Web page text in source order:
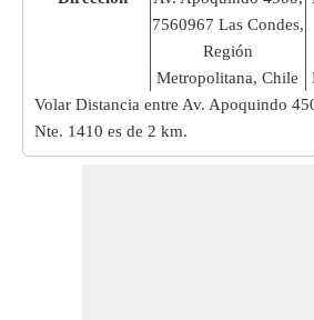
7560967 Las Condes,
Región
Metropolitana, Chile
Volar Distancia entre Av. Apoquindo
Nte. 1410 es de 2 km.